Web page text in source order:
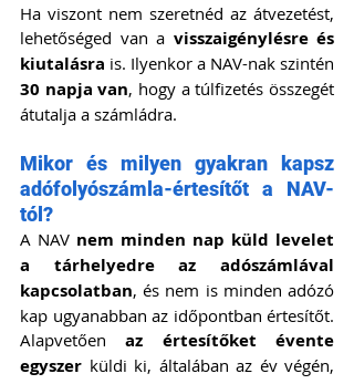
Ha viszont nem szeretnéd az átvezetést,
lehetőséged van a visszaigénylésre és
kiutalásra
30 napja van, hogy a túlfizetés összegét
átutalja a számládra.
Mikor és milyen gyakran kapsz
adófolyószámla-értesítőt a NAV-
tól?
A NAV nem minden nap küld levelet
a tárhelyedre az adószámlával
kapcsolatban, és nem is minden adózó
kap ugyanabban az időpontban értesítőt.
Alapvetően az értesítőket évente
egyszer küldi ki, általában az év végén,